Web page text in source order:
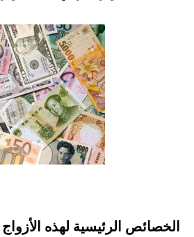
الخصائص الرئيسية لهذه الأزواج